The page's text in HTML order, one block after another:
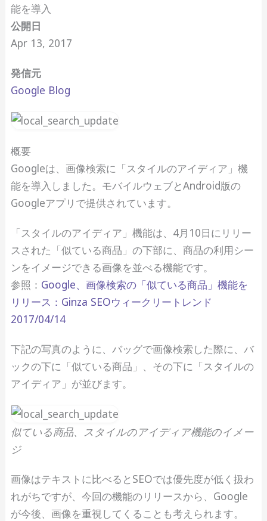
能を導入
公開日
Apr 13, 2017
発信元
Google Blog
概要
Googleは、画像検索に「スタイルのアイディア」機
能を導入しました。モバイルウェブとAndroid版の
Googleアプリで提供されています。
「スタイルのアイディア」機能は、4月10日にリリー
スされた「似ている商品」の下部に、商品の利用シー
ンをイメージできる画像を並べる機能です。
参照： Google、画像検索の「似ている商品」機能を
リリース：Ginza SEOウィークリートレンド
2017/04/14
下記の写真のように、バッグで画像検索した際に、バ
ックの下に「似ている商品」、その下に「スタイルの
アイディア」が並びます。
似ている商品、スタイルのアイディア機能のイメー
ジ
画像はテキストに比べるとSEOでは優先度が低く扱わ
れがちですが、今回の機能のリリースから、Google
が今後、画像を重視してくることも考えられます。